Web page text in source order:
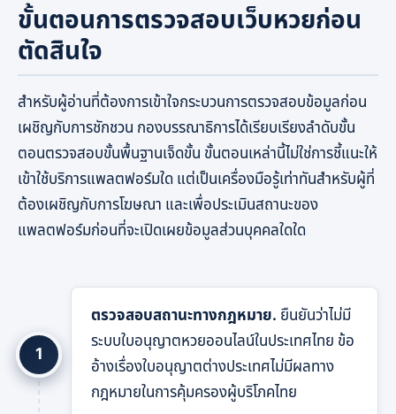
ขั้นตอนการตรวจสอบเว็บหวยก่อน
ตัดสินใจ
สำหรับผู้อ่านที่ต้องการเข้าใจกระบวนการตรวจสอบข้อมูลก่อน
เผชิญกับการชักชวน กองบรรณาธิการได้เรียบเรียงลำดับขั้น
ตอนตรวจสอบขั้นพื้นฐานเจ็ดขั้น ขั้นตอนเหล่านี้ไม่ใช่การชี้แนะให้
เข้าใช้บริการแพลตฟอร์มใด แต่เป็นเครื่องมือรู้เท่าทันสำหรับผู้ที่
ต้องเผชิญกับการโฆษณา และเพื่อประเมินสถานะของ
แพลตฟอร์มก่อนที่จะเปิดเผยข้อมูลส่วนบุคคลใดใด
1
ตรวจสอบสถานะทางกฎหมาย. ยืนยันว่าไม่มี
ระบบใบอนุญาตหวยออนไลน์ในประเทศไทย ข้อ
อ้างเรื่องใบอนุญาตต่างประเทศไม่มีผลทาง
กฎหมายในการคุ้มครองผู้บริโภคไทย